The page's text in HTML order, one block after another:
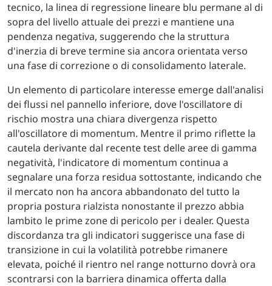
tecnico, la linea di regressione lineare blu permane al di
sopra del livello attuale dei prezzi e mantiene una
pendenza negativa, suggerendo che la struttura
d'inerzia di breve termine sia ancora orientata verso
una fase di correzione o di consolidamento laterale.
Un elemento di particolare interesse emerge dall'analisi
dei flussi nel pannello inferiore, dove l'oscillatore di
rischio mostra una chiara divergenza rispetto
all'oscillatore di momentum. Mentre il primo riflette la
cautela derivante dal recente test delle aree di gamma
negatività, l'indicatore di momentum continua a
segnalare una forza residua sottostante, indicando che
il mercato non ha ancora abbandonato del tutto la
propria postura rialzista nonostante il prezzo abbia
lambito le prime zone di pericolo per i dealer. Questa
discordanza tra gli indicatori suggerisce una fase di
transizione in cui la volatilità potrebbe rimanere
elevata, poiché il rientro nel range notturno dovrà ora
scontrarsi con la barriera dinamica offerta dalla